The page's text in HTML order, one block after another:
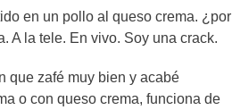
en un pollo al queso crema. ¿por
A la tele. En vivo. Soy una crack.
que zafé muy bien y acabé
o con queso crema, funciona de